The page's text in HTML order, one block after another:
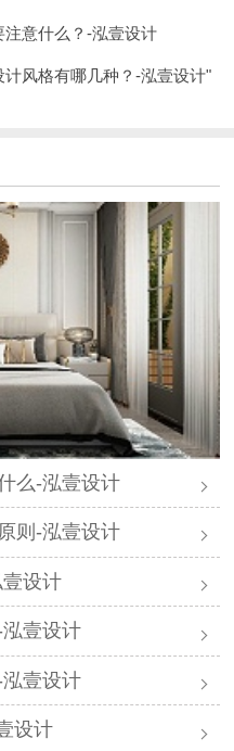
意什么？-泓壹设计
风格有哪几种？-泓壹设计"
么-泓壹设计
则-泓壹设计
设计
壹设计
壹设计
设计